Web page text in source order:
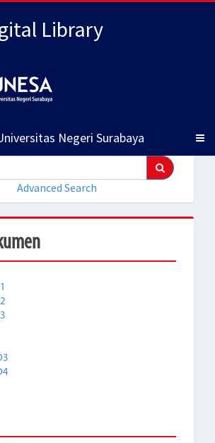
Library
Negeri Surabaya
Advanced Search